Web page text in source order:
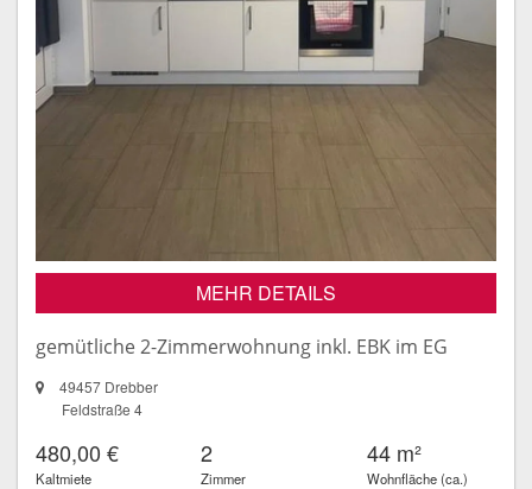
MEHR DETAILS
gemütliche 2-Zimmerwohnung inkl. EBK im EG
49457 Drebber
Feldstraße 4
480,00 €
Kaltmiete
2
Zimmer
44 m²
Wohnfläche (ca.)